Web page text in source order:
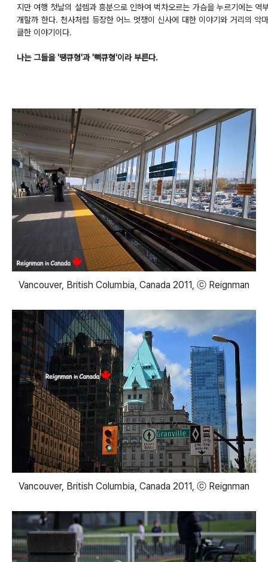
지만 여행 첫날의 설렘과 흥분으로 인하여 벅차오르는 가슴을 누르기에는
개할까 한다. 천사처럼 등장한 어느 멋쟁이 신사에 대한 이야기와 거리의
클한 이야기이다.
나는 그들을 '땡큐형'과 '뻑큐형'이라 부른다.
Vancouver, British Columbia, Canada 2011, ⓒ Reignman
Vancouver, British Columbia, Canada 2011, ⓒ Reignman